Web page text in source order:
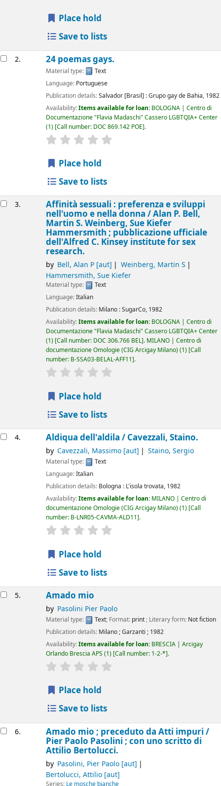
Place hold
Save to lists
2. 24 poemas gays.
Material type:
Text
Language: Portuguese
Publication details:Salvador [Brasil] :Grupo gay de Bahia, 1982
Availability:Items available for loan: BOLOGNA | Centro di
Documentazione "Flavia Madaschi" Cassero LGBTQIA+ Center
(1) Call number: DOC 869.142 POE .
star rating
Place hold
Save to lists
3. Affinità sessuali : preferenza e sviluppi
nell'uomo e nella donna /Alan P. Bell,
Martin S. Weinberg, Sue Kiefer
Hammersmith ; pubblicazione ufficiale
dell'Alfred C. Kinsey institute for sex
research.
by Bell, Alan P[aut]
Weinberg, Martin S
Hammersmith, Sue Kiefer
Material type:
Text
Language:Italian
Publication details: Milano :SugarCo, 1982
Availability:Items available for loan: BOLOGNA | Centro di
Documentazione "Flavia Madaschi" Cassero LGBTQIA+ Center
(1) Call number: DOC 306.766 BEL . MILANO | Centro di
documentazione Omologie (CIG Arcigay Milano)(1) Call
number: B-SSA03-BELAL-AFF11 .
star rating
Place hold
Save to lists
4. Aldiqua dell'aldila / Cavezzali, Staino.
by Cavezzali, Massimo[aut] Staino, Sergio
Material type:
Text
Language:Italian
Publication details: Bologna : L'isola trovata, 1982
Availability:Items available for loan: MILANO | Centro di
documentazione Omologie (CIG Arcigay Milano)(1) Call
number: B-LNR05-CAVMA-ALD11 .
star rating
Place hold
Save to lists
5. Amado mio
by Pasolini Pier Paolo
Material type: Text; Format: print; Literary form: Not fiction
Publication details: Milano;Garzanti ; 1982
Availability:Items available for loan: BRESCIA | Arcigay
Orlando Brescia APS (1) Call number: 1-2-* .
star rating
Place hold
Save to lists
6. Amado mio ; preceduto da Atti impuri /
Pier Paolo Pasolini ; con uno scritto di
Attilio Bertolucci.
by Pasolini, Pier Paolo[aut]
Bertolucci, Attilio[aut]
Series: Le mosche bianche